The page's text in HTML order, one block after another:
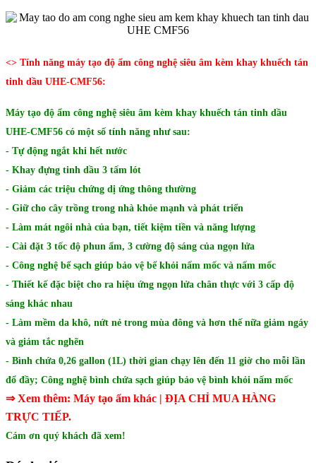
<> Tính năng máy tạo độ ẩm công nghệ siêu âm kèm khay khuếch tán
tinh dầu UHE-CMF56:
Máy tạo độ ẩm công nghệ siêu âm kèm khay khuếch tán tinh dầu
UHE-CMF56 có một số tính năng như sau:
- Tự động ngắt khi hết nước
- Khay đựng tinh dầu 3 tấm lót
​- Giảm các triệu chứng dị ứng thông thường
- Giữ cho cây trồng trong nhà khỏe mạnh và phát triển
- Làm mát ngôi nhà của bạn, tiết kiệm tiền và năng lượng
- Cài đặt 3 tốc độ phun ẩm, 3 cường độ sáng của ngọn lửa
- Công nghệ bể sạch giúp bảo vệ bể khỏi nấm mốc và nấm mốc
- Thiết kế đặc biệt cho ra hiệu ứng ngọn lửa chân thực với 3 cấp độ
sáng khác nhau
- Làm mềm da khô, nứt nẻ trong mùa đông và hơn thế nữa giảm ngáy
và giảm tắc nghẽn
- Bình chứa 0,26 gallon (1L) thời gian chạy lên đến 11 giờ cho mỗi lần
đổ đầy; Công nghệ bình chứa sạch giúp bảo vệ bình khỏi nấm mốc
⇒ Xem thêm: Máy tạo ẩm khác | ĐỊA CHỈ MUA HÀNG
TRỰC TIẾP.
Cám ơn quý khách đã xem!